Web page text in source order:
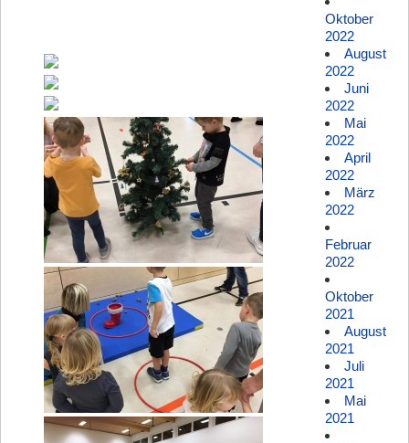
Oktober
2022
August
2022
Juni
2022
Mai
2022
April
2022
März
2022
Februar
2022
Oktober
2021
August
2021
Juli
2021
Mai
2021